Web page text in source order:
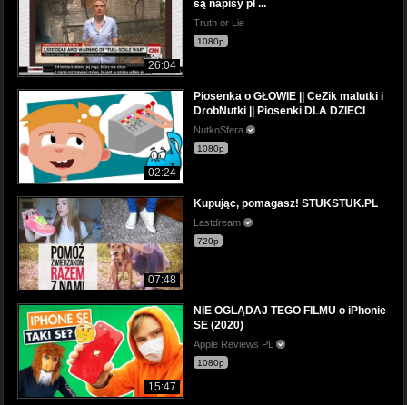
26:04
są napisy pl ...
Truth or Lie
1080p
02:24
Piosenka o GŁOWIE || CeZik malutki i
DrobNutki || Piosenki DLA DZIECI
NutkoSfera
1080p
07:48
Kupując, pomagasz! STUKSTUK.PL
Lastdream
720p
15:47
NIE OGLĄDAJ TEGO FILMU o iPhonie
SE (2020)
Apple Reviews PL
1080p